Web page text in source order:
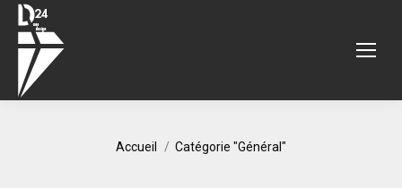
Accueil Catégorie "Général"